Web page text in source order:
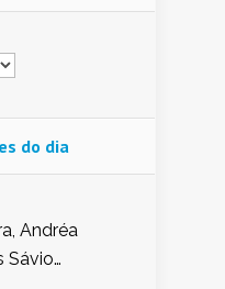
do dia
Andréa
Sávio